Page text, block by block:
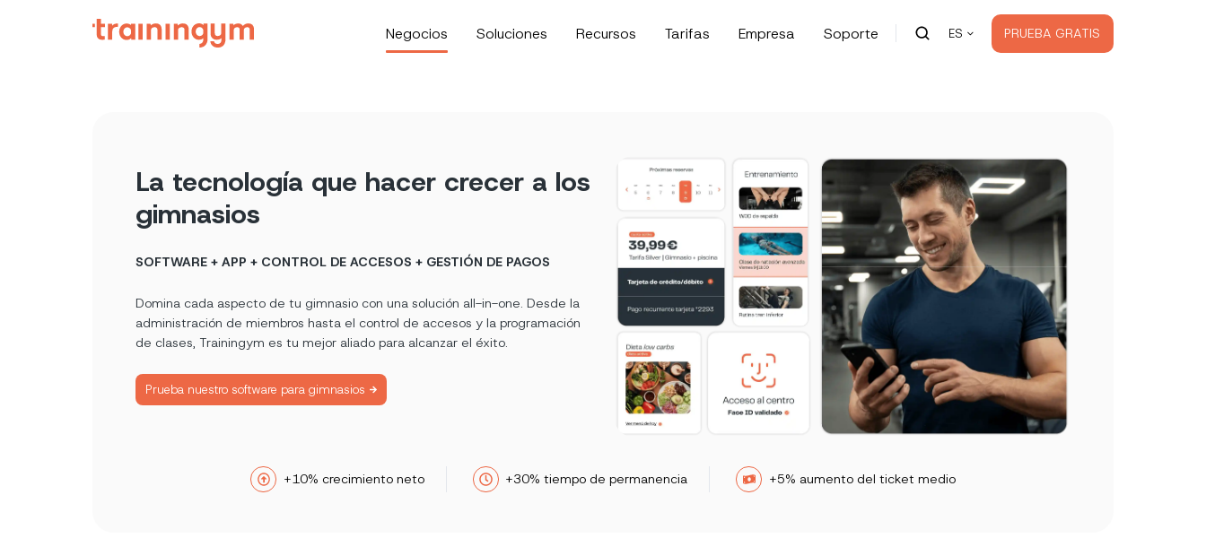
Negocios Soluciones Recursos Tarifas Empresa Soporte ES PRUEBA GRATIS
La tecnología que hacer crecer a los
gimnasios
SOFTWARE + APP + CONTROL DE ACCESOS + GESTIÓN DE PAGOS
Domina cada aspecto de tu gimnasio con una solución all-in-one. Desde la
administración de miembros hasta el control de accesos y la programación
de clases, Trainingym es tu mejor aliado para alcanzar el éxito.
Prueba nuestro software para gimnasios
+10% crecimiento neto +30% tiempo de permanencia +5% aumento del ticket medio